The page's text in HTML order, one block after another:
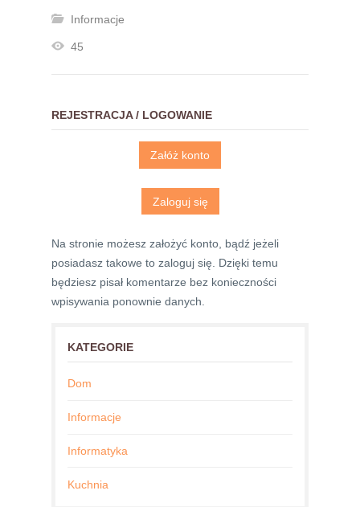
Informacje
45
REJESTRACJA / LOGOWANIE
Załóż konto
Zaloguj się
Na stronie możesz założyć konto, bądź jeżeli
posiadasz takowe to zaloguj się. Dzięki temu
będziesz pisał komentarze bez konieczności
wpisywania ponownie danych.
KATEGORIE
Dom
Informacje
Informatyka
Kuchnia